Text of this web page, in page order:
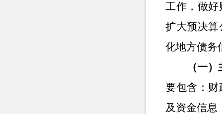
工作，做
扩大预决
化地方债务
（一
要包含：
及资金信息